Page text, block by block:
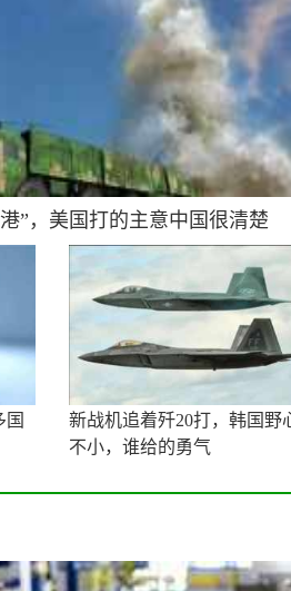
”，美国打的主意中国很清楚
国
新战机追着歼20打，韩国野
不小，谁给的勇气